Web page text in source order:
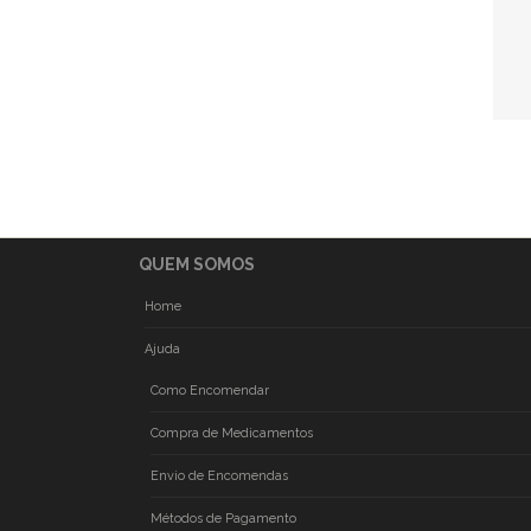
QUEM SOMOS
Home
Ajuda
Como Encomendar
Compra de Medicamentos
Envio de Encomendas
Métodos de Pagamento